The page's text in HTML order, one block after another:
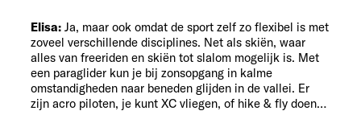
Elisa: Ja, maar ook omdat de sport zelf zo flexibel is met
zoveel verschillende disciplines. Net als skiën, waar
alles van freeriden en skiën tot slalom mogelijk is. Met
een paraglider kun je bij zonsopgang in kalme
omstandigheden naar beneden glijden in de vallei. Er
zijn acro piloten, je kunt XC vliegen, of hike & fly doen…